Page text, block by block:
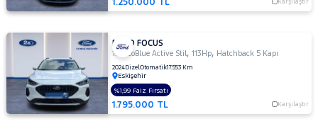
1.250.000 TL Karşılaştır
FORD FOCUS
1.5 EcoBlue Active Stil,113Hp, Hatchback 5 Kapı
2024DizelOtomatik17.553 Km
Eskişehir
1.795.000 TL Karşılaştır
%1,99 Faiz Fırsatı